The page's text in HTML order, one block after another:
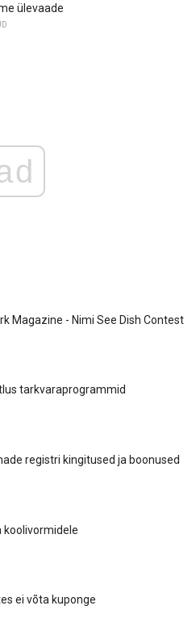
ülevaade
Magazine - Nimi See Dish Contest
tarkvaraprogrammid
registri kingitused ja boonused
koolivormidele
ei võta kuponge